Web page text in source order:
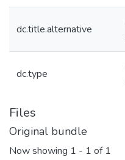
dc.title.alternative
dc.type
Files
Original bundle
Now showing 1 - 1 of 1